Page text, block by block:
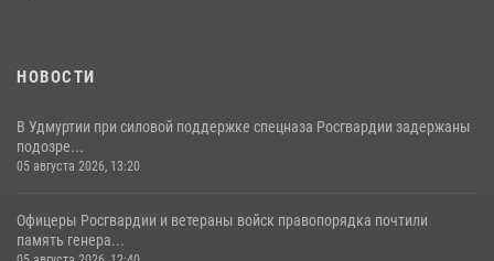
НОВОСТИ
В Удмуртии при силовой поддержке спецназа Росгвардии задержаны
подозре...
05 августа 2026, 13:20
Офицеры Росгвардии и ветераны войск правопорядка почтили
память генера...